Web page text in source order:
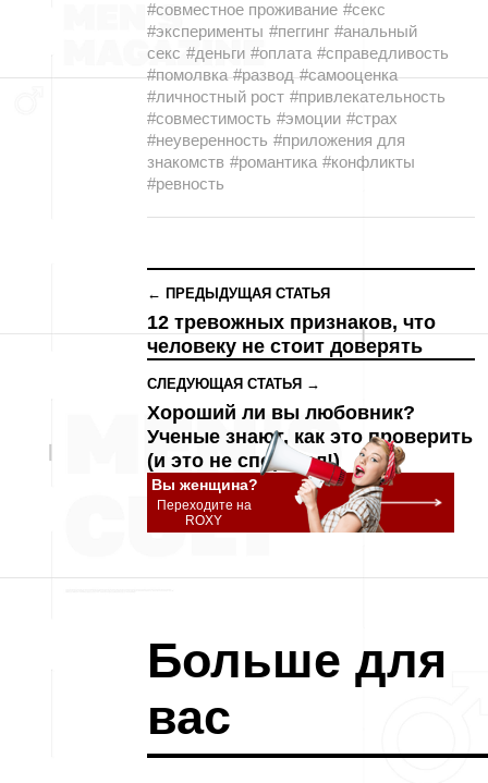
#совместное проживание #секс
#эксперименты #пеггинг #анальный
секс #деньги #оплата #справедливость
#помолвка #развод #самооценка
#личностный рост #привлекательность
#совместимость #эмоции #страх
#неуверенность #приложения для
знакомств #романтика #конфликты
#ревность
← ПРЕДЫДУЩАЯ СТАТЬЯ
12 тревожных признаков, что
человеку не стоит доверять
СЛЕДУЮЩАЯ СТАТЬЯ →
Хороший ли вы любовник?
Ученые знают, как это проверить
(и это не спортзал!)
Вы женщина?
Переходите на
ROXY
Больше для
вас